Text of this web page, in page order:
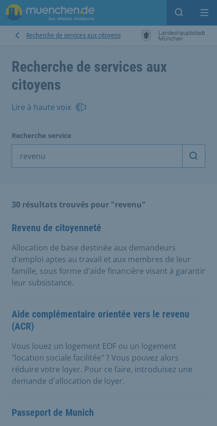
Open
Recherche de services aux citoyens
Recherche de services aux
citoyens
Lire à haute voix
Recherche service
30 résultats trouvés pour "revenu"
Revenu de citoyenneté
Allocation de base destinée aux demandeurs
d'emploi aptes au travail et aux membres de leur
famille, sous forme d'aide financière visant à garantir
leur subsistance.
Aide complémentaire orientée vers le revenu
(ACR)
Vous louez un logement EOF ou un logement
"location sociale facilitée" ? Vous pouvez alors
réduire votre loyer. Pour ce faire, introduisez une
demande d'allocation de loyer.
Passeport de Munich